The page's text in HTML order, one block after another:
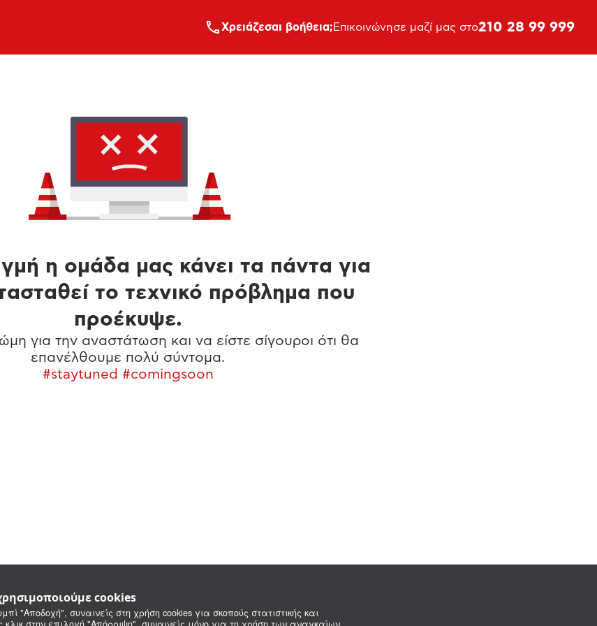
cookies
"Αποδοχή", συναινείς στη χρήση cookies για σκοπούς στατιστικής και
Xρειάζεσαι βοήθεια; Επικοινώνησε μαζί μας στο210 28 99 999
η ομάδα μας κάνει τα πάντα για
το τεχνικό πρόβλημα που
προέκυψε.
για την αναστάτωση και να είστε σίγουροι ότι θα
επανέλθουμε πολύ σύντομα.
#staytuned #comingsoon